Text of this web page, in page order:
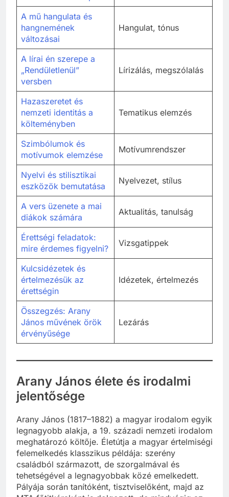
A mű hangulata és
hangnemének
változásai
Hangulat, tónus
A lírai én szerepe a
„Rendületlenül”
versben
Lírizálás, megszólalás
Hazaszeretet és
nemzeti identitás a
költeményben
Tematikus elemzés
Szimbólumok és
motívumok elemzése
Motívumrendszer
Nyelvi és stilisztikai
eszközök bemutatása
Nyelvezet, stílus
A vers üzenete a mai
diákok számára
Aktualitás, tanulság
Érettségi feladatok:
mire érdemes figyelni?
Vizsgatippek
Kulcsidézetek és
értelmezésük az
érettségin
Idézetek, értelmezés
Összegzés: Arany
János művének örök
érvényűsége
Lezárás
Arany János élete és irodalmi
jelentősége
Arany János (1817–1882) a magyar irodalom egyik
legnagyobb alakja, a 19. századi nemzeti irodalom
meghatározó költője. Életútja a magyar értelmiségi
felemelkedés klasszikus példája: szerény
családból származott, de szorgalmával és
tehetségével a legnagyobbak közé emelkedett.
Pályája során tanítóként, tisztviselőként, majd az